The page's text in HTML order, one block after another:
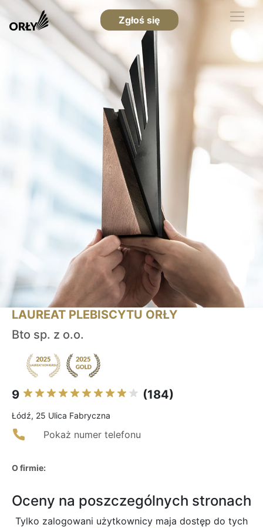
Zgłoś się
LAUREAT PLEBISCYTU ORŁY
Bto sp. z o.o.
9 (184)
Łódź, 25 Ulica Fabryczna
Pokaż numer telefonu
O firmie:
Oceny na poszczególnych stronach
Tylko zalogowani użytkownicy maja dostęp do tych